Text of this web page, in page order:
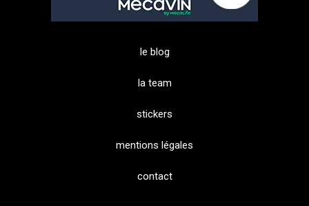
le blog
la team
stickers
mentions légales
contact